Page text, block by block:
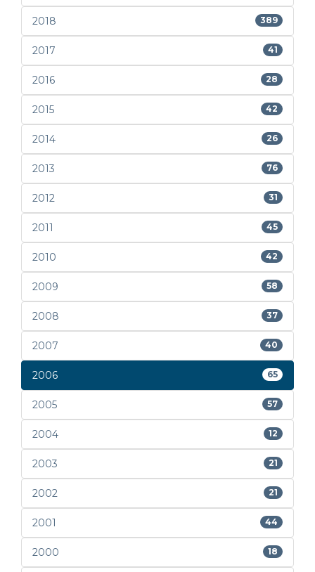
2018 389
2017 41
2016 28
2015 42
2014 26
2013 76
2012 31
2011 45
2010 42
2009 58
2008 37
2007 40
2006 65
2005 57
2004 12
2003 21
2002 21
2001 44
2000 18